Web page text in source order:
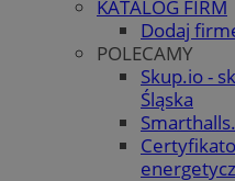
KATALOG FIRM
Dodaj
POLECAMY
Skup.io -
Śląska